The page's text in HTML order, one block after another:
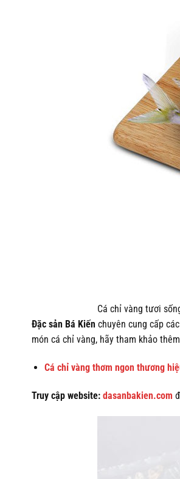
Cá chỉ vàng tươi
Đặc sản Bá Kiến chuyên cung cấp
món cá chỉ vàng, hãy tham khảo
Cá chỉ vàng thơm ngon thương
Truy cập website: dasanbakien.com